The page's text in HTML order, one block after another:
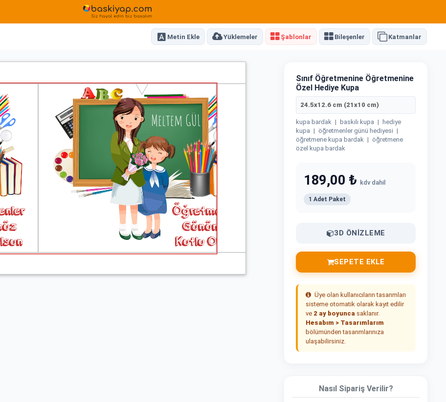
Metin Ekle Yüklemeler Şablonlar Bileşenler Katmanlar
Sınıf Öğretmenine Öğretmenine
Özel Hediye Kupa
24.5x12.6 cm (21x10 cm)
kupa bardak | baskılı kupa |
hediye
kupa | öğretmenler günü hediyesi |
öğretmene kupa bardak | öğretmene
özel kupa bardak
189,00 ₺ kdv dahil
1 Adet Paket
3D ÖNIZLEME
SEPETE EKLE
Üye olan kullanıcıların tasarımları
sisteme otomatik olarak kayıt edilir
ve 2 ay boyunca saklanır.
Hesabım > Tasarımlarım
bölümünden tasarımlarınıza
ulaşabilirsiniz.
Nasıl Sipariş Verilir?